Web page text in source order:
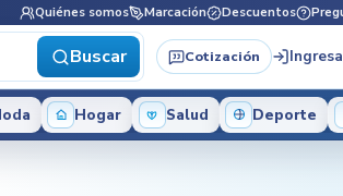
Quiénes somos Marcación Descuentos
Buscar Cotización
Hogar Salud Deporte